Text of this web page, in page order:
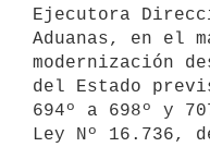
Ejecutora
Aduanas, en el
modernización
del Estado
694º a 698º y
Ley Nº 16.736,